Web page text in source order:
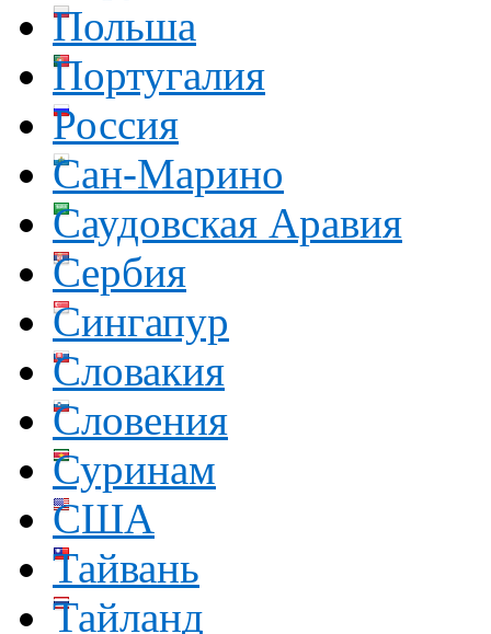
Польша
Португалия
Россия
Сан-Марино
Саудовская Аравия
Сербия
Сингапур
Словакия
Словения
Суринам
США
Тайвань
Тайланд